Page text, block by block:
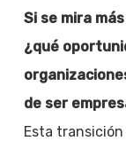
Si se mira
¿qué
de ser
Esta transición